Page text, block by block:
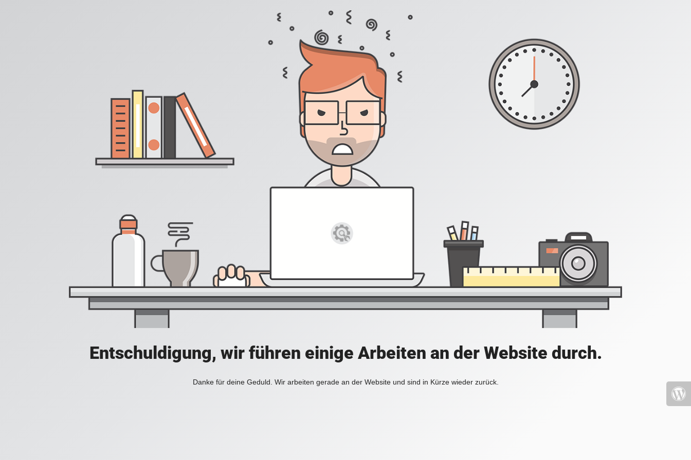
Entschuldigung, wir führen einige Arbeiten an der Website durch.
Danke für deine Geduld. Wir arbeiten gerade an der Website und sind in Kürze wieder zurück.